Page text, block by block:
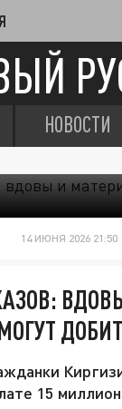
НОВОСТИ
14 ИЮНЯ 2026 21:50
15